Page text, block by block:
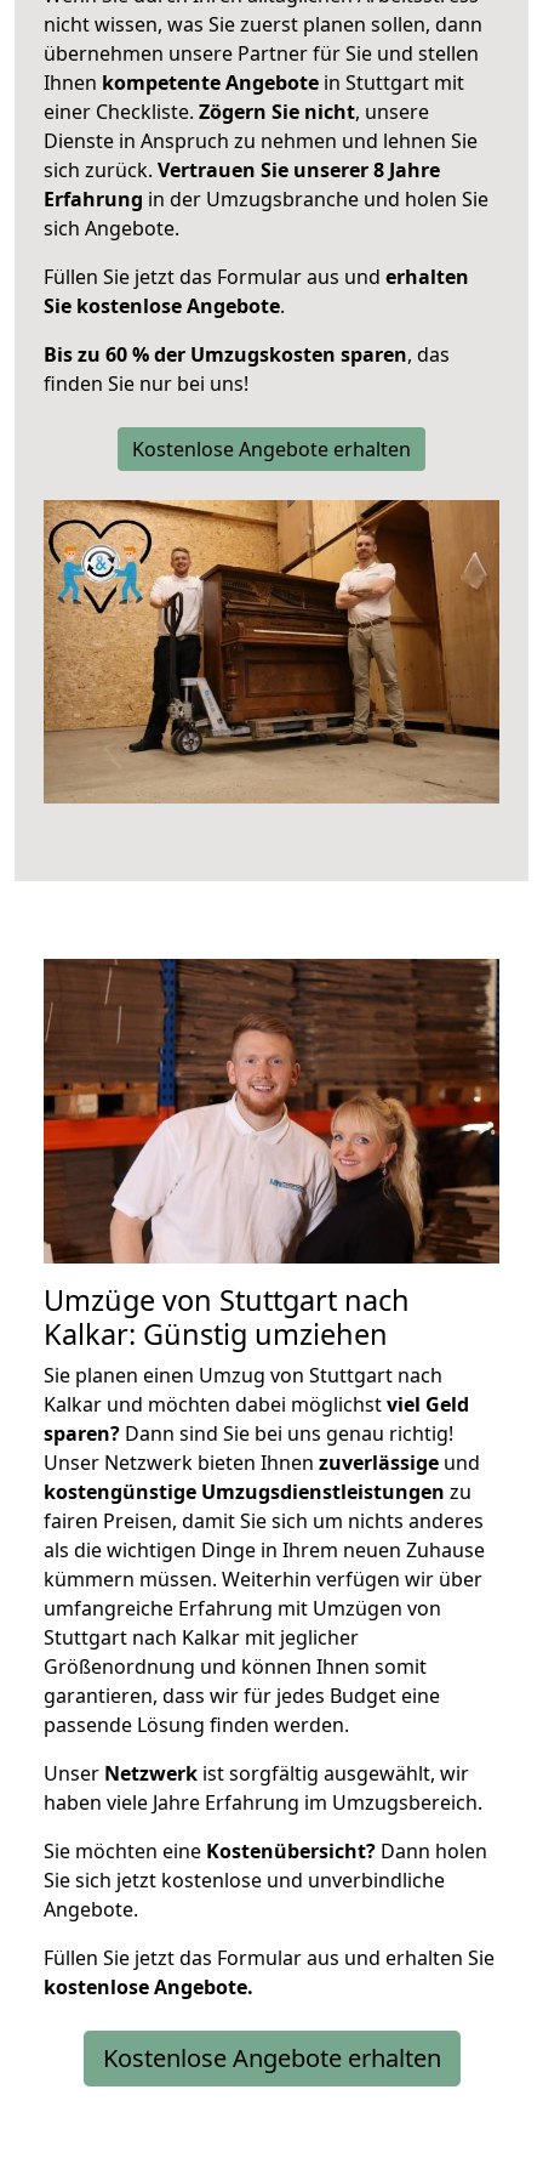
nicht wissen, was Sie zuerst planen sollen, dann
übernehmen unsere Partner für Sie und stellen
Ihnen kompetente Angebote in Stuttgart mit
einer Checkliste. Zögern Sie nicht, unsere
Dienste in Anspruch zu nehmen und lehnen Sie
sich zurück. Vertrauen Sie unserer 8 Jahre
Erfahrung in der Umzugsbranche und holen Sie
sich Angebote.
Füllen Sie jetzt das Formular aus und erhalten
Sie kostenlose Angebote.
Bis zu 60 % der Umzugskosten sparen, das
finden Sie nur bei uns!
Kostenlose Angebote erhalten
Umzüge von Stuttgart nach
Kalkar: Günstig umziehen
Sie planen einen Umzug von Stuttgart nach
Kalkar und möchten dabei möglichstviel Geld
sparen? Dann sind Sie bei uns genau richtig!
Unser Netzwerk bieten Ihnen zuverlässige und
kostengünstige Umzugsdienstleistungen zu
fairen Preisen, damit Sie sich um nichts anderes
als die wichtigen Dinge in Ihrem neuen Zuhause
kümmern müssen. Weiterhin verfügen wir über
umfangreiche Erfahrung mit Umzügen von
Stuttgart nach Kalkar mit jeglicher
Größenordnung und können Ihnen somit
garantieren, dass wir für jedes Budget eine
passende Lösung finden werden.
Unser Netzwerk ist sorgfältig ausgewählt, wir
haben viele Jahre Erfahrung im Umzugsbereich.
Sie möchten eine Kostenübersicht? Dann holen
Sie sich jetzt kostenlose und unverbindliche
Angebote.
Füllen Sie jetzt das Formular aus und erhalten Sie
kostenloseAngebote.
Kostenlose Angebote erhalten